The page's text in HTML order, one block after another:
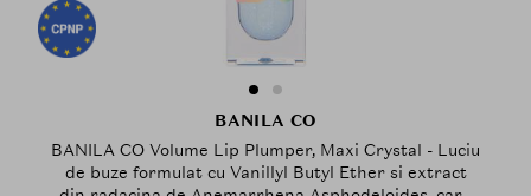
BANILA CO
BANILA CO Volume Lip Plumper, Maxi Crystal - Luciu
de buze formulat cu Vanillyl Butyl Ether si extract